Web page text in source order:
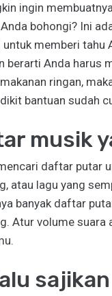
ingin
bohongi? Ini
memberi tahu
berarti Anda harus
ringan,
bantuan sudah
musik
daftar putar
atau lagu yang
banyak daftar
Atur volume